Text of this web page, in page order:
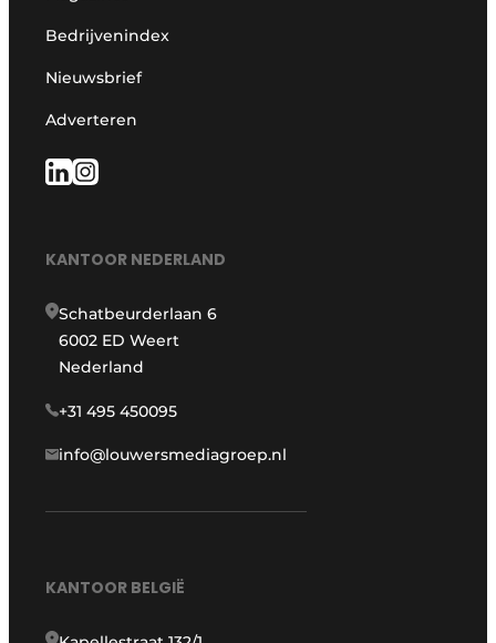
Bedrijvenindex
Nieuwsbrief
Adverteren
KANTOOR NEDERLAND
Schatbeurderlaan 6
6002 ED Weert
Nederland
+31 495 450095
info@louwersmediagroep.nl
KANTOOR BELGIË